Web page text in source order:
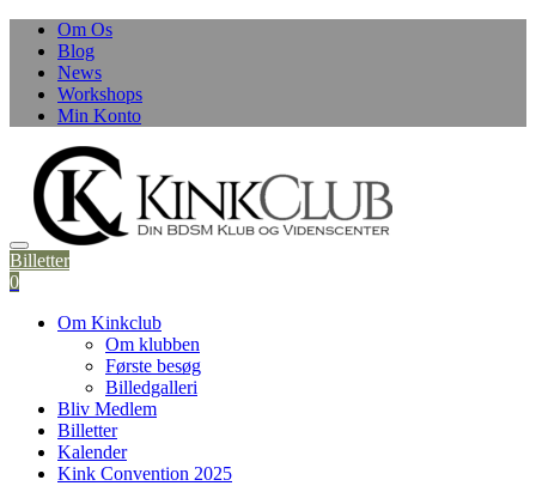
Skip
content
Om Os
Blog
News
Workshops
Min Konto
Billetter
0
Om Kinkclub
Om klubben
Første besøg
Billedgalleri
Bliv Medlem
Billetter
Kalender
Kink Convention 2025